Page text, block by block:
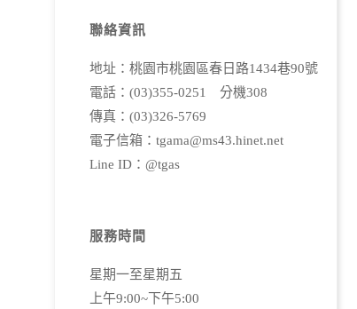
聯絡資訊
地址：桃園市桃園區春日路1434巷90號
電話：(03)355-0251 分機308
傳真：(03)326-5769
電子信箱：tgama@ms43.hinet.net
Line ID：@tgas
服務時間
星期一至星期五
上午9:00~下午5:00